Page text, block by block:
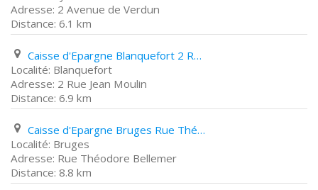
2 Avenue de Verdun
6.1 km
Caisse d'Epargne Blanquefort 2 Rue Jean Moulin
Blanquefort
2 Rue Jean Moulin
6.9 km
Caisse d'Epargne Bruges Rue Théodore Bellemer
Bruges
Rue Théodore Bellemer
8.8 km